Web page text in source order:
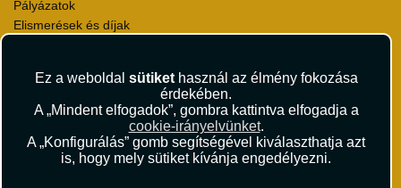
Ez a weboldal sütikethasznál az élmény fokozása
érdekében.
A „Mindent elfogadok”, gombra kattintva elfogadja a
cookie-irányelvünket.
A „Konfigurálás” gomb segítségével kiválaszthatja azt
is, hogy mely sütiket kívánja engedélyezni.
Pályázatok
Elismerések és díjak
Utazási Csomag Szerződési Feltételek
Útlemondás-biztosítás Szerződési Feltételek
Utasbiztosítás Szerződési Feltételek
Repülőjegy Szerződési Feltételek
Adatvédelem